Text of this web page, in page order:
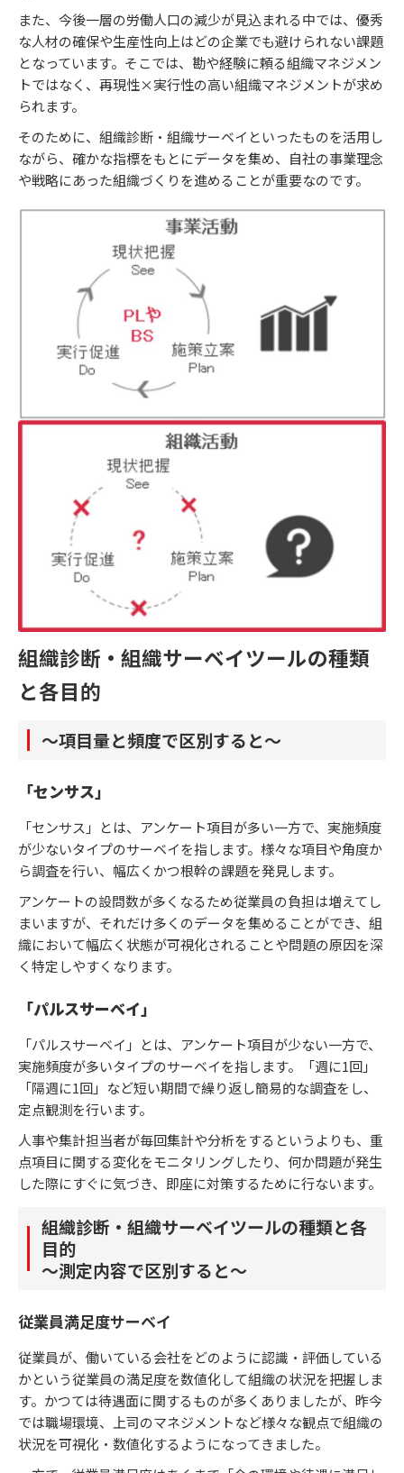
また、今後一層の労働人口の減少が見込まれる中では、優秀
な人材の確保や生産性向上はどの企業でも避けられない課題
となっています。そこでは、勘や経験に頼る組織マネジメン
トではなく、再現性×実行性の高い組織マネジメントが求め
られます。
そのために、組織診断・組織サーベイといったものを活用し
ながら、確かな指標をもとにデータを集め、自社の事業理念
や戦略にあった組織づくりを進めることが重要なのです。
組織診断・組織サーベイツールの種類
と各目的
～項目量と頻度で区別すると～
「センサス」
「センサス」とは、アンケート項目が多い一方で、実施頻度
が少ないタイプのサーベイを指します。様々な項目や角度か
ら調査を行い、幅広くかつ根幹の課題を発見します。
アンケートの設問数が多くなるため従業員の負担は増えてし
まいますが、それだけ多くのデータを集めることができ、組
織において幅広く状態が可視化されることや問題の原因を深
く特定しやすくなります。
「パルスサーベイ」
「パルスサーベイ」とは、アンケート項目が少ない一方で、
実施頻度が多いタイプのサーベイを指します。「週に1回」
「隔週に1回」など短い期間で繰り返し簡易的な調査をし、
定点観測を行います。
人事や集計担当者が毎回集計や分析をするというよりも、重
点項目に関する変化をモニタリングしたり、何か問題が発生
した際にすぐに気づき、即座に対策するために行ないます。
組織診断・組織サーベイツールの種類と各
目的
～測定内容で区別すると～
従業員満足度サーベイ
従業員が、働いている会社をどのように認識・評価している
かという従業員の満足度を数値化して組織の状況を把握しま
す。かつては待遇面に関するものが多くありましたが、昨今
では職場環境、上司のマネジメントなど様々な観点で組織の
状況を可視化・数値化するようになってきました。